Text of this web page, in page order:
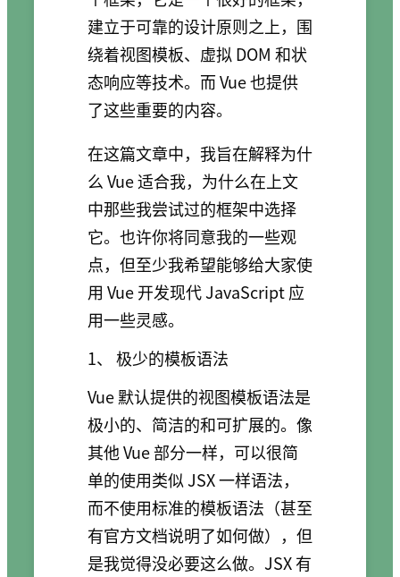
建立于可靠的设计原则之上，围
绕着视图模板、虚拟 DOM 和状
态响应等技术。而 Vue 也提供
了这些重要的内容。
在这篇文章中，我旨在解释为什
么 Vue 适合我，为什么在上文
中那些我尝试过的框架中选择
它。也许你将同意我的一些观
点，但至少我希望能够给大家使
用 Vue 开发现代 JavaScript 应
用一些灵感。
1、 极少的模板语法
Vue 默认提供的视图模板语法是
极小的、简洁的和可扩展的。像
其他 Vue 部分一样，可以很简
单的使用类似 JSX 一样语法，
而不使用标准的模板语法（甚至
有官方文档说明了如何做），但
是我觉得没必要这么做。JSX 有